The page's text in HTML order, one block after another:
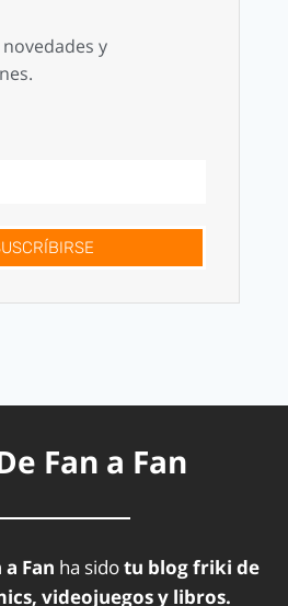
y
Fan a Fan
a Fan ha sidotu blog friki de
videojuegos y libros.